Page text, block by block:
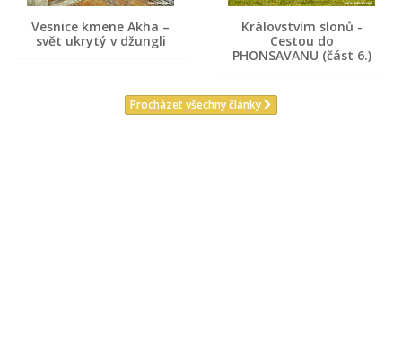
Vesnice kmene Akha –
svět ukrytý v džungli
Královstvím slonů -
Cestou do
PHONSAVANU (část 6.)
Procházet všechny články